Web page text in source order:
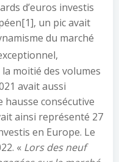
d’euros investis
un pic avait
du marché
moitié des volumes
avait aussi
hausse consécutive
ainsi représenté 27
en Europe. Le
« Lors des neuf